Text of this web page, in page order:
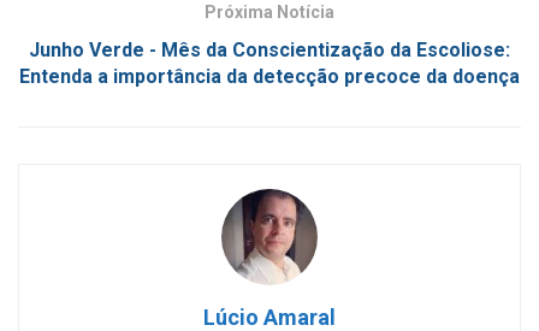
Próxima Notícia
Junho Verde - Mês da Conscientização da Escoliose:
Entenda a importância da detecção precoce da doença
Lúcio Amaral